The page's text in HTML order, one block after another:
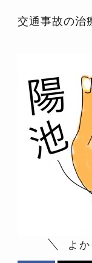
交通事故の治
よ